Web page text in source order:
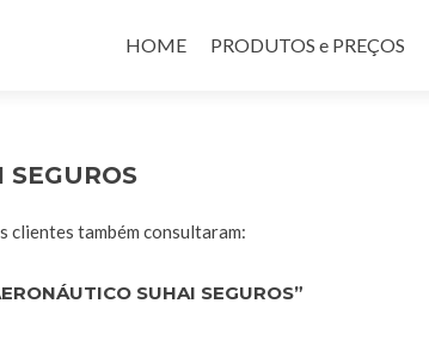
HOME
PRODUTOS e PREÇOS
clientes também consultaram:
SUHAI SEGUROS”